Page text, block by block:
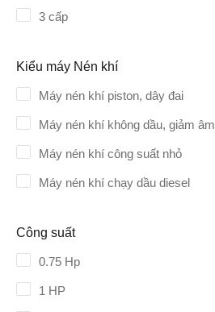
3 cấp
Kiểu máy Nén khí
Máy nén khí piston, dây đai
Máy nén khí không dầu, giảm âm
Máy nén khí công suất nhỏ
Máy nén khí chạy dầu diesel
Công suất
0.75 Hp
1 HP